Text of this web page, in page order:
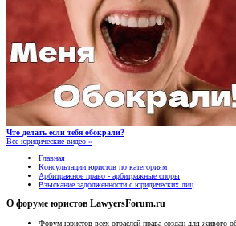
Что делать если тебя обокрали?
Все юридические видео »
Главная
Консультации юристов по категориям
Арбитражное право - арбитражные споры
Взыскание задолженности с юридических лиц
О форуме юристов LawyersForum.ru
Форум юристов всех отраслей права создан для живого